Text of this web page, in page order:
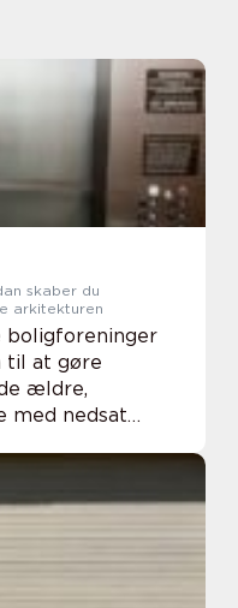
skaber du
arkitekturen
boligforeninger
til at gøre
ældre,
med nedsat